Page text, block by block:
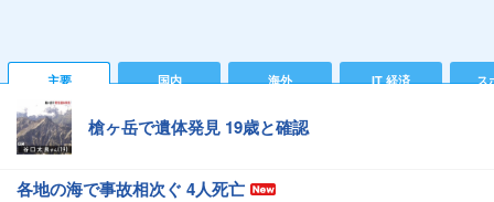
主要 国内 海外 IT 経済 ス
槍ヶ岳で遺体発見 19歳と確認
各地の海で事故相次ぐ 4人死亡